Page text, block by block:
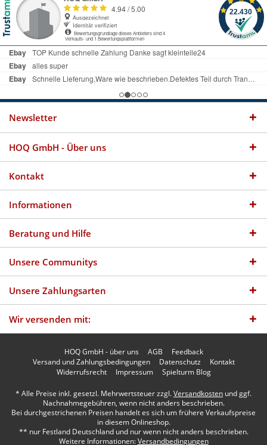
Newsletter
HOQ GmbH - Über uns
Kontakt
Informationen
Beratung und Hilfe
Unsere Communitys
Unsere Zahlungsarten
Wir versenden mit:
HOQ GmbH - über uns AGB
Feedback
Versand und Zahlungsbedingungen
Datenschutz
Kontakt
Widerrufsrecht
Impressum Spielturm Blog
* Alle Preise inkl. gesetzl. Mehrwertsteuer zzgl.Versandkosten und ggf.
Nachnahmegebühren, wenn nicht anders beschrieben.
Bei durchgestrichenen Preisen handelt es sich um frühere Verkaufspreise
in diesem Onlineshop.
** nur Festland Deutschland und nur wenn nicht anders beschrieben.
Weitere Informationen:Versandbedingungen